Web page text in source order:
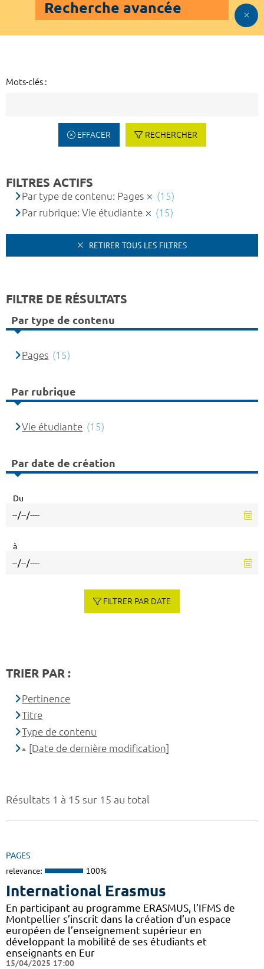
Recherche avancée
Mots-clés :
EFFACER RECHERCHER
Résultats 1 à 15 sur 15 au total
PAGES
relevance: 100%
International Erasmus
En participant au programme ERASMUS, l’IFMS de
Montpellier s’inscrit dans la création d’un espace
européen de l’enseignement supérieur en
développant la mobilité de ses étudiants et
enseignants en Eur
15/04/2025 17:00
FILTRES ACTIFS
Par type de contenu: Pages
(15)
Par rubrique: Vie étudiante
(15)
RETIRER TOUS LES FILTRES
FILTRE DE RÉSULTATS
Par type de contenu
Pages (15)
Par rubrique
Vie étudiante (15)
Par date de création
Du
à
FILTRER PAR DATE
TRIER PAR :
Pertinence
Titre
Type de contenu
[Date de dernière modification]